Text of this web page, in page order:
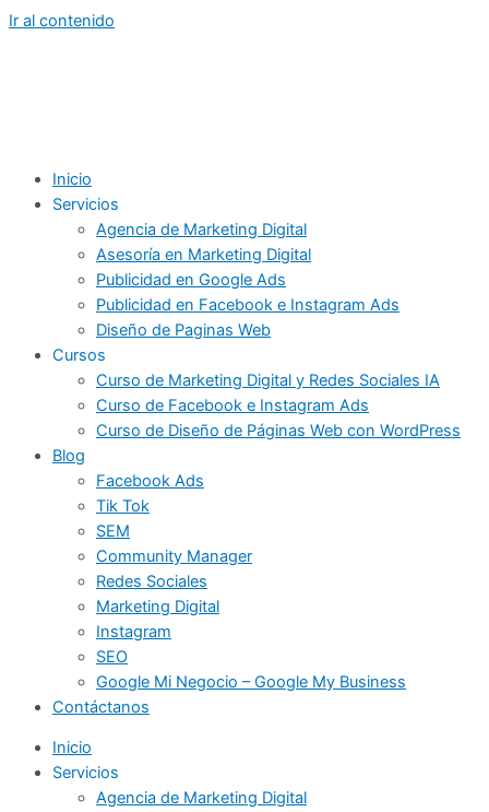
Ir al contenido
Inicio
Servicios
Agencia de Marketing Digital
Asesoría en Marketing Digital
Publicidad en Google Ads
Publicidad en Facebook e Instagram Ads
Diseño de Paginas Web
Cursos
Curso de Marketing Digital y Redes Sociales IA
Curso de Facebook e Instagram Ads
Curso de Diseño de Páginas Web con WordPress
Blog
Facebook Ads
Tik Tok
SEM
Community Manager
Redes Sociales
Marketing Digital
Instagram
SEO
Google Mi Negocio – Google My Business
Contáctanos
Inicio
Servicios
Agencia de Marketing Digital